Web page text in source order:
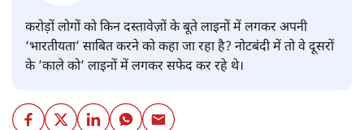
करोड़ों लोगों को किन दस्तावेज़ों के बूते लाइनों में लगकर अपनी
‘भारतीयता’ साबित करने को कहा जा रहा है? नोटबंदी में तो वे दूसरों
के ’काले को’ लाइनों में लगकर सफेद कर रहे थे।